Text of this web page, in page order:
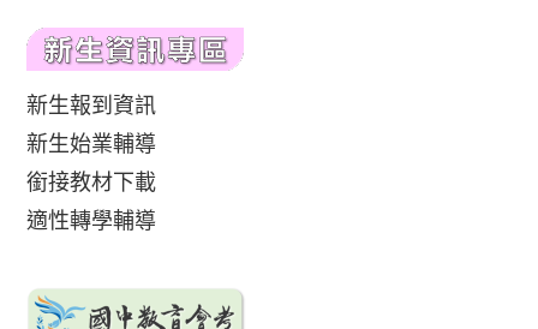
新生報到資訊
新生始業輔導
銜接教材下載
適性轉學輔導